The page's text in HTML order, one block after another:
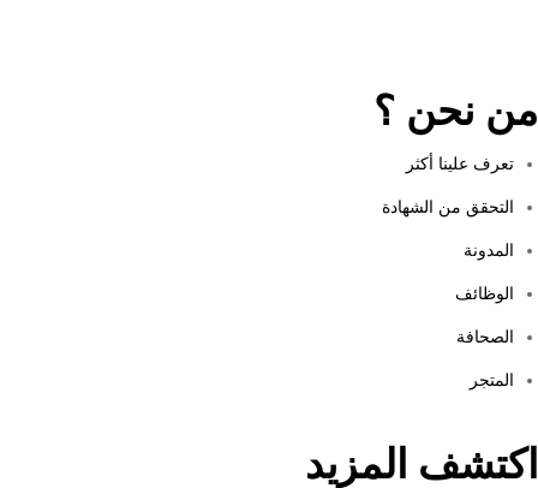
من نحن ؟
تعرف علينا أكثر
التحقق من الشهادة
المدونة
الوظائف
الصحافة
المتجر
اكتشف المزيد